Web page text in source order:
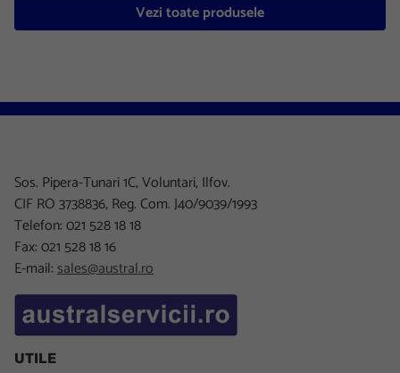
Vezi toate produsele
Sos. Pipera-Tunari 1C, Voluntari, Ilfov.
CIF RO 3738836, Reg. Com. J40/9039/1993
Telefon: 021 528 18 18
Fax: 021 528 18 16
E-mail:sales@austral.ro
UTILE